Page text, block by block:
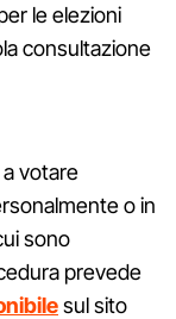
le elezioni
consultazione
votare
o in
sono
prevede
sul sito